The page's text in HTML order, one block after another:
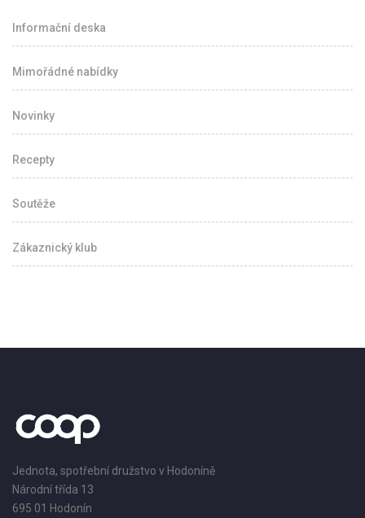
Informační deska
Mimořádné nabídky
Novinky
Recepty
Soutěže
Zákaznický klub
Jednota, spotřební družstvo v Hodoníně
Národní třída 13
695 01 Hodonín